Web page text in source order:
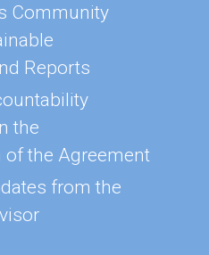
Community
Reports
the
the Agreement
from the